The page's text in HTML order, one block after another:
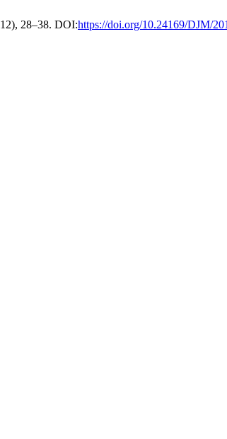
28–38. DOI:https://doi.org/10.24169/DJM/